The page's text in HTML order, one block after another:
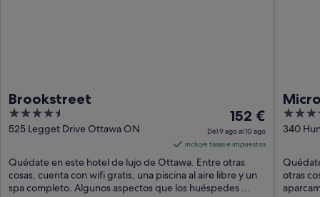
Brookstreet
4.5
out
5
525 Legget Drive Ottawa ON
El
precio
es
de
152 €
por
152 €
Del 9 ago al 10 ago
incluye tasas e impuestos
Quédate en este hotel de lujo de Ottawa. Entre otras
cosas, cuenta con wifi gratis, una piscina al aire libre y un
spa completo. Algunos aspectos que los huéspedes ...
3.5
out
5
340
otras